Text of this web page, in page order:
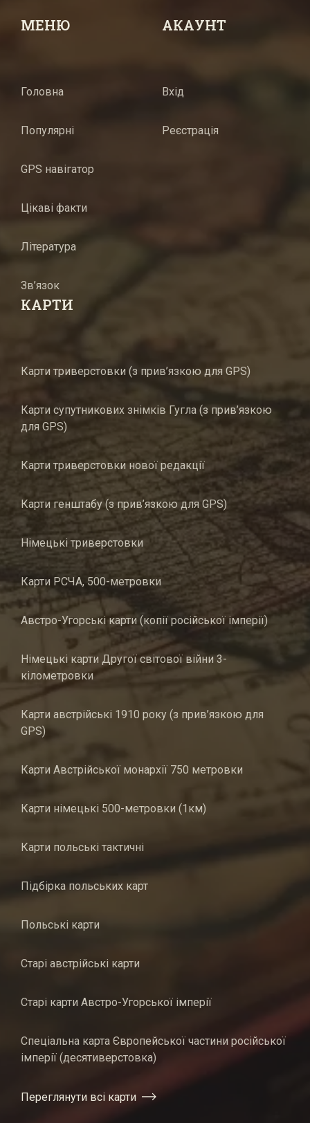
МЕНЮ
Головна
Популярні
GPS навігатор
Цікаві факти
Література
Зв’язок
АКАУНТ
Вхід
Реєстрація
КАРТИ
Карти триверстовки (з прив’язкою для GPS)
Карти супутникових знімків Гугла (з прив’язкою
для GPS)
Карти триверстовки нової редакції
Карти генштабу (з прив’язкою для GPS)
Німецькі триверстовки
Карти РСЧА, 500-метровки
Австро-Угорські карти (копії російської імперії)
Німецькі карти Другої світової війни 3-
кілометровки
Карти австрійські 1910 року (з прив’язкою для
GPS)
Карти Австрійської монархії 750 метровки
Карти німецькі 500-метровки (1км)
Карти польські тактичні
Підбірка польських карт
Польські карти
Старі австрійські карти
Старі карти Австро-Угорської імперії
Спеціальна карта Європейської частини російської
імперії (десятиверстовка)
Переглянути всі карти